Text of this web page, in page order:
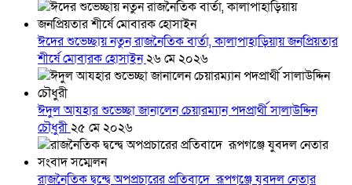
ঈদের শুভেচ্ছায় নতুন রাজনৈতিক বার্তা, কালাপাহাড়িয়ায় জনপ্রিয়তার
শীর্ষে মোবারক হোসাইন২৬ মে ২০২৬
ঈদুল আযহার শুভেচ্ছা জানালেন চেয়ারম্যান পদপ্রার্থী সালাউদ্দিন
চৌধুরী২৫ মে ২০২৬
রাজনৈতিক দ্বন্দ্বে অপপ্রচারের প্রতিবাদে ‎রূপগঞ্জে যুবদল নেতার